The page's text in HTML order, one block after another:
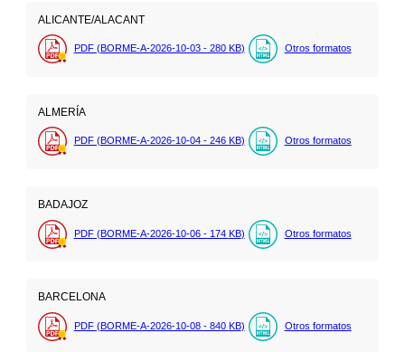
ALICANTE/ALACANT
PDF (BORME-A-2026-10-03 - 280 KB) Otros formatos
ALMERÍA
PDF (BORME-A-2026-10-04 - 246 KB) Otros formatos
BADAJOZ
PDF (BORME-A-2026-10-06 - 174 KB) Otros formatos
BARCELONA
PDF (BORME-A-2026-10-08 - 840 KB) Otros formatos